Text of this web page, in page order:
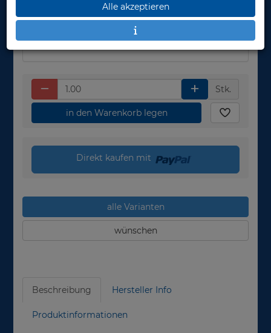
Werktage
Stk.
in den Warenkorb legen
Direkt kaufen mit
alle Varianten
wünschen
Beschreibung Hersteller Info
Produktinformationen
Alle akzeptieren